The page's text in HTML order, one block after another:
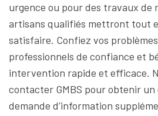
urgence ou pour des travaux de
artisans qualifiés mettront tout
satisfaire. Confiez vos
professionnels de confiance et
intervention rapide et efficace.
contacter GMBS pour obtenir
demande d’information